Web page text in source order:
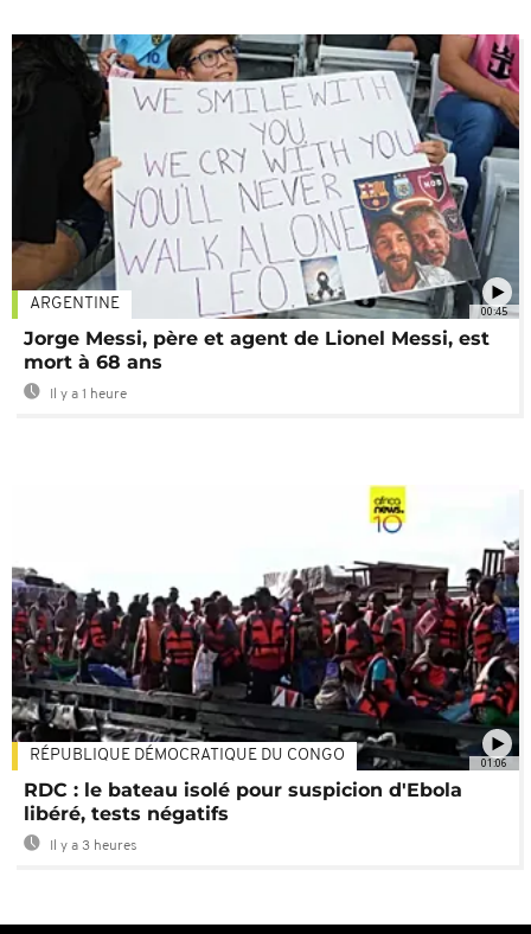
00:45
ARGENTINE
Jorge Messi, père et agent de Lionel Messi, est
mort à 68 ans
Il y a 1 heure
01:06
RÉPUBLIQUE DÉMOCRATIQUE DU CONGO
RDC : le bateau isolé pour suspicion d'Ebola
libéré, tests négatifs
Il y a 3 heures